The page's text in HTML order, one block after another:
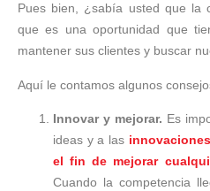
Pues bien, ¿sabía usted que la
que es una oportunidad que
mantener sus clientes y buscar
Aquí le contamos algunos
Innovar y mejorar. Es
ideas y a las
el fin de mejorar
Cuando la competencia